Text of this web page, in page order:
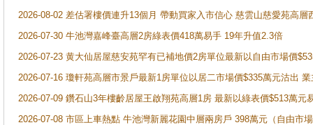
2026-08-02 差估署樓價連升13個月 帶動買家入市信心 慈雲山慈愛苑高層
2026-07-30 牛池灣嘉峰臺高層2房綠表價418萬易手 19年升值2.3倍
2026-07-23 黄大仙居屋慈安苑罕有已補地價2房單位最新以自由市場價
2026-07-16 瓊軒苑高層市景戶最新1房單位以居二市場價$335萬元沽出
2026-07-09 鑽石山3年樓齡居屋王啟翔苑高層1房 最新以綠表價$513萬元
2026-07-08 市區上車熱點 牛池灣新麗花園中層兩房戶 398萬元（自由市